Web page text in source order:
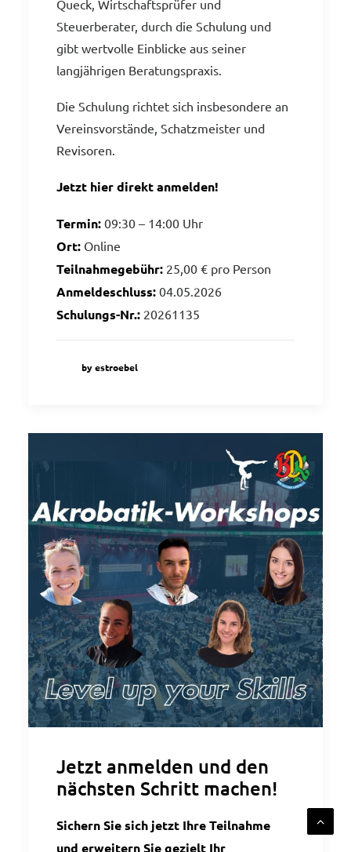
Queck, Wirtschaftsprüfer und
Steuerberater, durch die Schulung und
gibt wertvolle Einblicke aus seiner
langjährigen Beratungspraxis.
Die Schulung richtet sich insbesondere an
Vereinsvorstände, Schatzmeister und
Revisoren.
Jetzt hier direkt anmelden!
Termin: 09:30 – 14:00 Uhr
Ort: Online
Teilnahmegebühr: 25,00 € pro Person
Anmeldeschluss: 04.05.2026
Schulungs-Nr.: 20261135
by estroebel
Jetzt anmelden und den
nächsten Schritt machen!
Sichern Sie sich jetzt Ihre Teilnahme
und erweitern Sie gezielt Ihr